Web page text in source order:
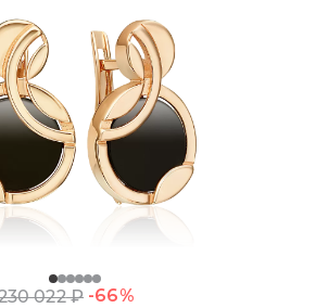
022₽ -66%